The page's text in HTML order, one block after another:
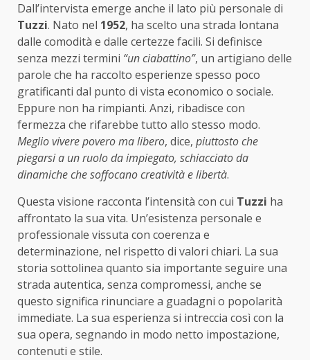
Dall’intervista emerge anche il lato più personale di
Tuzzi. Nato nel 1952, ha scelto una strada lontana
dalle comodità e dalle certezze facili. Si definisce
senza mezzi termini “un ciabattino”, un artigiano delle
parole che ha raccolto esperienze spesso poco
gratificanti dal punto di vista economico o sociale.
Eppure non ha rimpianti. Anzi, ribadisce con
fermezza che rifarebbe tutto allo stesso modo.
Meglio vivere povero ma libero, dice, piuttosto che
piegarsi a un ruolo da impiegato, schiacciato da
dinamiche che soffocano creatività e libertà.
Questa visione racconta l’intensità con cui Tuzzi ha
affrontato la sua vita. Un’esistenza personale e
professionale vissuta con coerenza e
determinazione, nel rispetto di valori chiari. La sua
storia sottolinea quanto sia importante seguire una
strada autentica, senza compromessi, anche se
questo significa rinunciare a guadagni o popolarità
immediate. La sua esperienza si intreccia così con la
sua opera, segnando in modo netto impostazione,
contenuti e stile.